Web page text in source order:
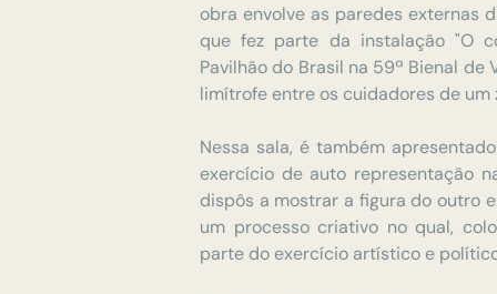
obra envolve as paredes externas
que fez parte da instalação "O
Pavilhão do Brasil na 59ª Bienal de
limítrofe entre os cuidadores de um
Nessa sala, é também
exercício de auto representação
dispôs a mostrar a figura do outro
um processo criativo no qual,
parte do exercício artístico e